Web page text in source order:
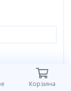
Корзина